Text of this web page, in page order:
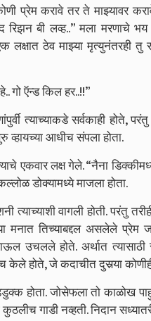
प्रेम करावे तर ते माझ्यावर
बी लव्ह..” मला मरणाचे
ठेव माझ्या मृत्युनंतरही तु
ऍन्ड किल हर..!!”
त्याच्याकडे सर्वकाही होते,
व्हायच्या आधीच संपला होता.
एकवार लक्ष गेले. “नैना
डोक्यामध्ये माजला होता.
त्याच्याशी वागली होती. परंतु
मनात तिच्याबद्दल असलेले प्रेम
उचलले होते. अर्थात
केले होते, जे कदाचीत दुसर्‍या
होता. जोसेफला तो काळोख
गाडी नव्हती. निदान